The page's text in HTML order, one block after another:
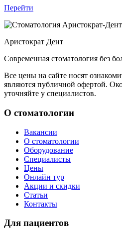
Перейти
Аристократ Дент
Современная стоматология без
Все цены на сайте носят
являются публичной офертой.
уточняйте у специалистов.
О стоматологии
Вакансии
О стоматологии
Оборудование
Специалисты
Цены
Онлайн тур
Акции и скидки
Статьи
Контакты
Для пациентов